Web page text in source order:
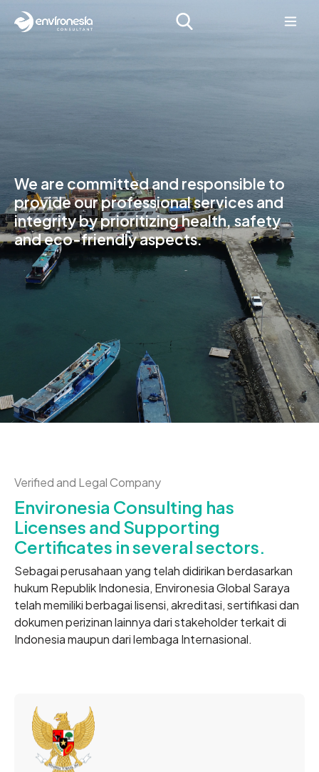
We are committed and responsible to
provide our professional services and
integrity by prioritizing health, safety
and eco-friendly aspects.
Verified and Legal Company
Environesia Consulting has
Licenses and Supporting
Certificates in several sectors.
Sebagai perusahaan yang telah didirikan berdasarkan
hukum Republik Indonesia, Environesia Global Saraya
telah memiliki berbagai lisensi, akreditasi, sertifikasi dan
dokumen perizinan lainnya dari stakeholder terkait di
Indonesia maupun dari lembaga Internasional.